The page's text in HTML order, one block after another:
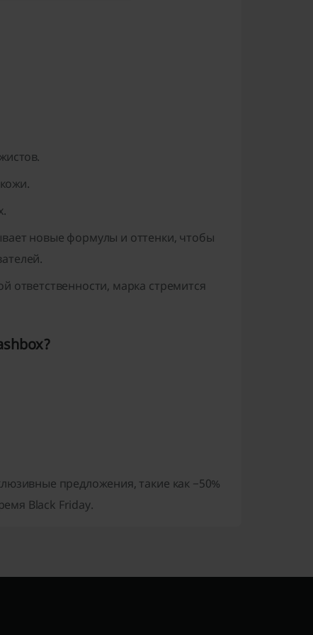
новые формулы и оттенки, чтобы
ответственности, марка стремится
предложения, такие как −50%
Black Friday.